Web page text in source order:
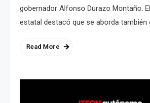
gobernador Alfonso Durazo Montaño.
estatal destacó que se aborda también
Read More